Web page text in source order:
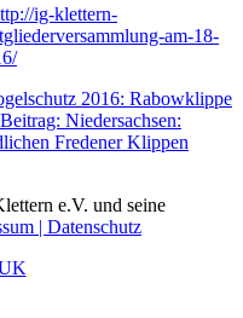
ig-klettern-
am-18-
2016: Rabowklippe
Niedersachsen:
Fredener Klippen
e.V. und seine
| Datenschutz